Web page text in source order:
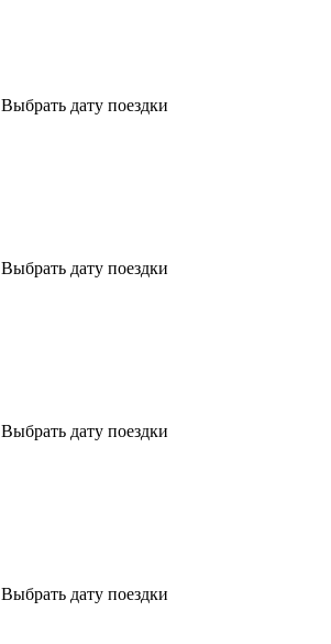
Выбрать дату поездки
Выбрать дату поездки
Выбрать дату поездки
Выбрать дату поездки